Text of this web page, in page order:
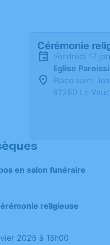
Cérémonie
vendredi 17
Eglise
Place saint
97280 Le
en salon funéraire
religieuse
2025 à 15h00